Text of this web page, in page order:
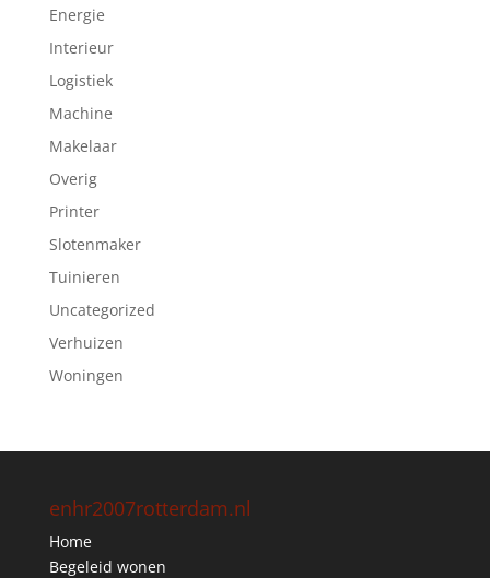
Energie
Interieur
Logistiek
Machine
Makelaar
Overig
Printer
Slotenmaker
Tuinieren
Uncategorized
Verhuizen
Woningen
enhr2007rotterdam.nl
Home
Begeleid wonen